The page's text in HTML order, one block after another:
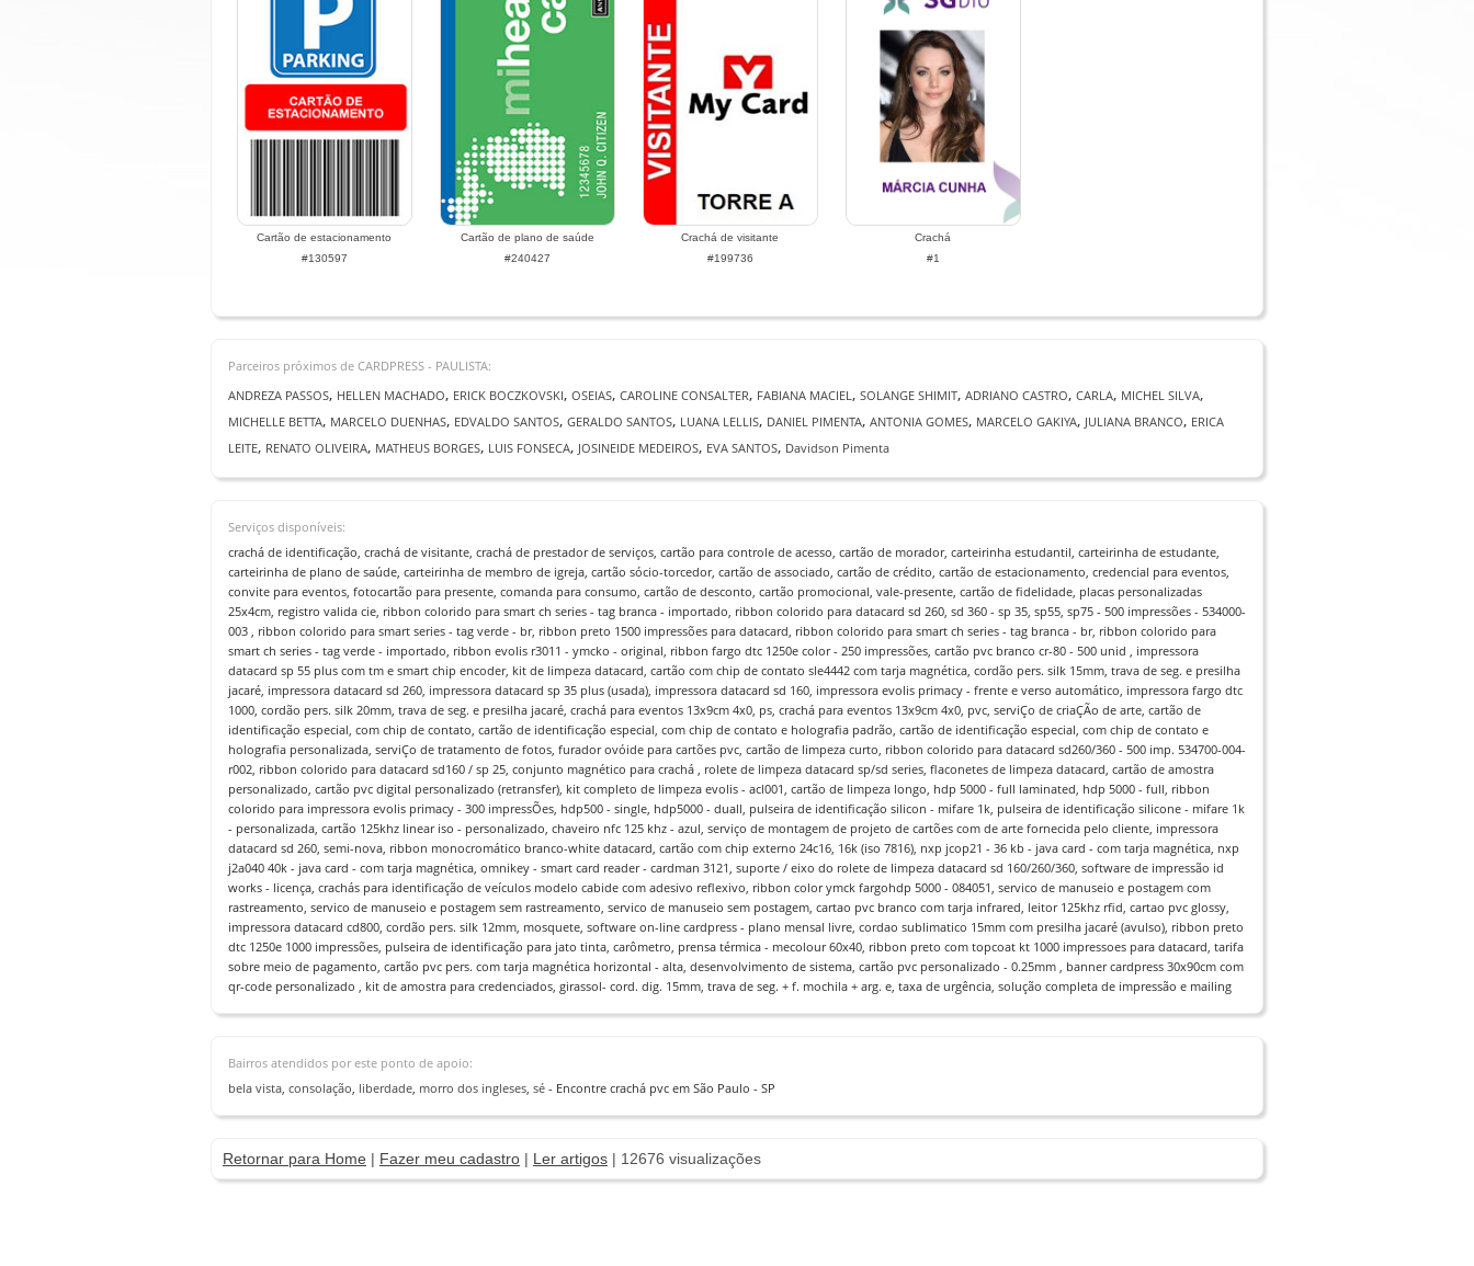
Cartão de estacionamento
#130597
Cartão de plano de saúde
#240427
Crachá de visitante
#199736
Crachá
#1
Parceiros próximos de CARDPRESS - PAULISTA:
ANDREZA PASSOS, HELLEN MACHADO, ERICK BOCZKOVSKI, OSEIAS, CAROLINE CONSALTER, FABIANA MACIEL, SOLANGE SHIMIT, ADRIANO CASTRO, CARLA, MICHEL SILVA,
MICHELLE BETTA, MARCELO DUENHAS, EDVALDO SANTOS, GERALDO SANTOS, LUANA LELLIS, DANIEL PIMENTA, ANTONIA GOMES, MARCELO GAKIYA, JULIANA BRANCO, ERICA
LEITE, RENATO OLIVEIRA, MATHEUS BORGES, LUIS FONSECA, JOSINEIDE MEDEIROS, EVA SANTOS, Davidson Pimenta
Serviços disponíveis:
crachá de identificação, crachá de visitante, crachá de prestador de serviços, cartão para controle de acesso, cartão de morador, carteirinha estudantil, carteirinha de estudante,
carteirinha de plano de saúde, carteirinha de membro de igreja, cartão sócio-torcedor, cartão de associado, cartão de crédito, cartão de estacionamento, credencial para eventos,
convite para eventos, fotocartão para presente, comanda para consumo, cartão de desconto, cartão promocional, vale-presente, cartão de fidelidade, placas personalizadas
25x4cm, registro valida cie, ribbon colorido para smart ch series - tag branca - importado, ribbon colorido para datacard sd 260, sd 360 - sp 35, sp55, sp75 - 500 impressões - 534000-
003 , ribbon colorido para smart series - tag verde - br, ribbon preto 1500 impressões para datacard, ribbon colorido para smart ch series - tag branca - br, ribbon colorido para
smart ch series - tag verde - importado, ribbon evolis r3011 - ymcko - original, ribbon fargo dtc 1250e color - 250 impressões, cartão pvc branco cr-80 - 500 unid , impressora
datacard sp 55 plus com tm e smart chip encoder, kit de limpeza datacard, cartão com chip de contato sle4442 com tarja magnética, cordão pers. silk 15mm, trava de seg. e presilha
jacaré, impressora datacard sd 260, impressora datacard sp 35 plus (usada), impressora datacard sd 160, impressora evolis primacy - frente e verso automático, impressora fargo dtc
1000, cordão pers. silk 20mm, trava de seg. e presilha jacaré, crachá para eventos 13x9cm 4x0, ps, crachá para eventos 13x9cm 4x0, pvc, serviÇo de criaÇÃo de arte, cartão de
identificação especial, com chip de contato, cartão de identificação especial, com chip de contato e holografia padrão, cartão de identificação especial, com chip de contato e
holografia personalizada, serviÇo de tratamento de fotos, furador ovóide para cartões pvc, cartão de limpeza curto, ribbon colorido para datacard sd260/360 - 500 imp. 534700-004-
r002, ribbon colorido para datacard sd160 / sp 25, conjunto magnético para crachá , rolete de limpeza datacard sp/sd series, flaconetes de limpeza datacard, cartão de amostra
personalizado, cartão pvc digital personalizado (retransfer), kit completo de limpeza evolis - acl001, cartão de limpeza longo, hdp 5000 - full laminated, hdp 5000 - full, ribbon
colorido para impressora evolis primacy - 300 impressÕes, hdp500 - single, hdp5000 - duall, pulseira de identificação silicon - mifare 1k, pulseira de identificação silicone - mifare 1k
- personalizada, cartão 125khz linear iso - personalizado, chaveiro nfc 125 khz - azul, serviço de montagem de projeto de cartões com de arte fornecida pelo cliente, impressora
datacard sd 260, semi-nova, ribbon monocromático branco-white datacard, cartão com chip externo 24c16, 16k (iso 7816), nxp jcop21 - 36 kb - java card - com tarja magnética, nxp
j2a040 40k - java card - com tarja magnética, omnikey - smart card reader - cardman 3121, suporte / eixo do rolete de limpeza datacard sd 160/260/360, software de impressão id
works - licença, crachás para identificação de veículos modelo cabide com adesivo reflexivo, ribbon color ymck fargohdp 5000 - 084051, servico de manuseio e postagem com
rastreamento, servico de manuseio e postagem sem rastreamento, servico de manuseio sem postagem, cartao pvc branco com tarja infrared, leitor 125khz rfid, cartao pvc glossy,
impressora datacard cd800, cordão pers. silk 12mm, mosquete, software on-line cardpress - plano mensal livre, cordao sublimatico 15mm com presilha jacaré (avulso), ribbon preto
dtc 1250e 1000 impressões, pulseira de identificação para jato tinta, carômetro, prensa térmica - mecolour 60x40, ribbon preto com topcoat kt 1000 impressoes para datacard, tarifa
sobre meio de pagamento, cartão pvc pers. com tarja magnética horizontal - alta, desenvolvimento de sistema, cartão pvc personalizado - 0.25mm , banner cardpress 30x90cm com
qr-code personalizado , kit de amostra para credenciados, girassol- cord. dig. 15mm, trava de seg. + f. mochila + arg. e, taxa de urgência, solução completa de impressão e mailing
Bairros atendidos por este ponto de apoio:
bela vista, consolação, liberdade, morro dos ingleses, sé - Encontre crachá pvc em São Paulo - SP
Retornar para Home | Fazer meu cadastro | Ler artigos | 12676 visualizações